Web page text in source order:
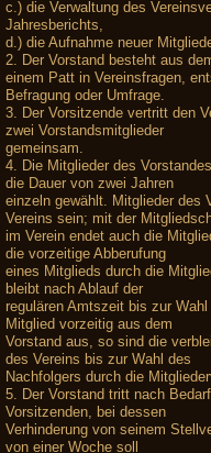
c.) die Verwaltung des
Jahresberichts,
d.) die Aufnahme neuer
2. Der Vorstand besteht aus
einem Patt in Vereinsfragen,
Befragung oder Umfrage.
3. Der Vorsitzende vertritt den
zwei Vorstandsmitglieder
gemeinsam.
4. Die Mitglieder des
die Dauer von zwei Jahren
einzeln gewählt. Mitglieder des
Vereins sein; mit der
im Verein endet auch die
die vorzeitige Abberufung
eines Mitglieds durch die
bleibt nach Ablauf der
regulären Amtszeit bis zur
Mitglied vorzeitig aus dem
Vorstand aus, so sind die
des Vereins bis zur Wahl des
Nachfolgers durch die
5. Der Vorstand tritt nach
Vorsitzenden, bei dessen
Verhinderung von seinem
von einer Woche soll